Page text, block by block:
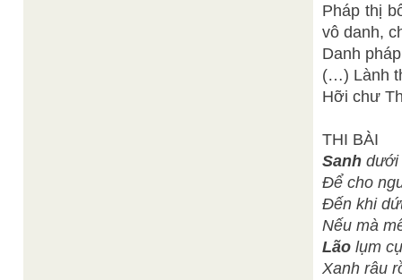
Pháp thị
vô danh,
Danh
(…) Lành
Hỡi chư
THI BÀI
Sanh dưới
Để cho
Đến khi
Nếu mà
Lão lụm
Xanh râu